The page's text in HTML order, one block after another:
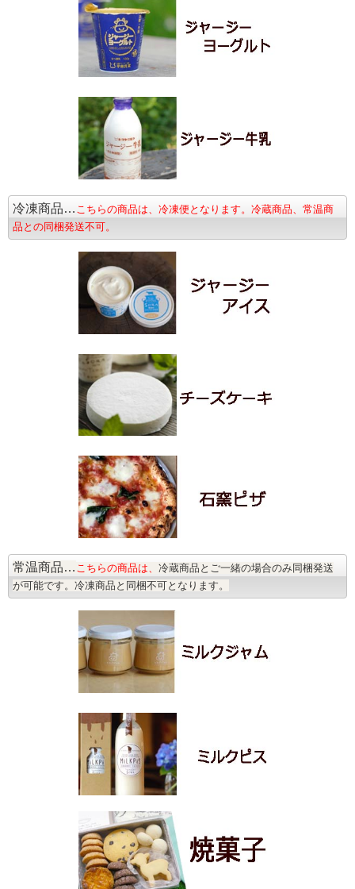
冷凍商品… こちらの商品は、冷凍便となります。冷蔵商品、常温商
品との同梱発送不可。
常温商品… こちらの商品は、 冷蔵商品とご一緒の場合のみ同梱発送
が可能です。冷凍商品と同梱不可となります。